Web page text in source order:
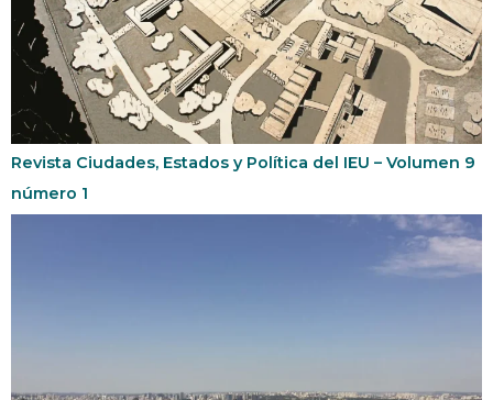
Revista Ciudades, Estados y Política del IEU – Volumen 9
número 1